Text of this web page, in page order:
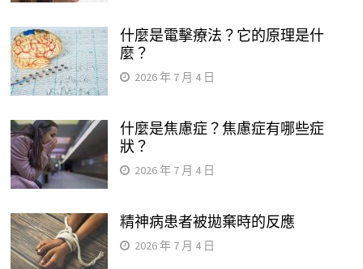
什麼是電擊療法？它的原理是什
麼？
2026 年 7 月 4 日
什麼是焦慮症？焦慮症有哪些症
狀？
2026 年 7 月 4 日
精神病患者被拋棄時的反應
2026 年 7 月 4 日